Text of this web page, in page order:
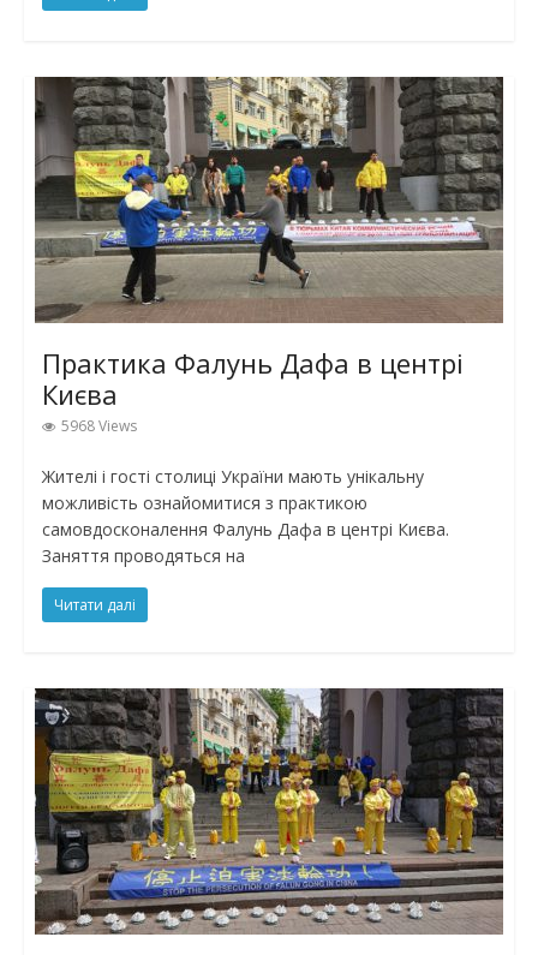
Практика Фалунь Дафа в центрі
Києва
5968 Views
Жителі і гості столиці України мають унікальну
можливість ознайомитися з практикою
самовдосконалення Фалунь Дафа в центрі Києва.
Заняття проводяться на
Читати далі